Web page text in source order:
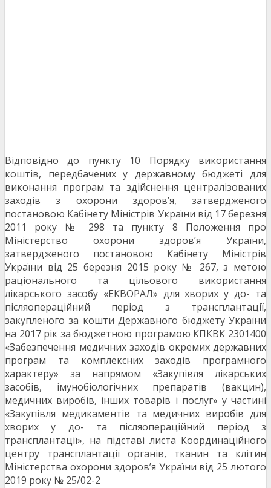
Відповідно до пункту 10 Порядку використання
коштів, передбачених у державному бюджеті для
виконання програм та здійснення централізованих
заходів з охорони здоров’я, затвердженого
постановою Кабінету Міністрів України від 17 березня
2011 року № 298 та пункту 8 Положення про
Міністерство охорони здоров’я України,
затвердженого постановою Кабінету Міністрів
України від 25 березня 2015 року № 267, з метою
раціонального та цільового використання
лікарського засобу «ЕКВОРАЛ» для хворих у до- та
післяопераційний період з трансплантації,
закупленого за кошти Державного бюджету України
на 2017 рік за бюджетною програмою КПКВК 2301400
«Забезпечення медичних заходів окремих державних
програм та комплексних заходів програмного
характеру» за напрямом «Закупівля лікарських
засобів, імунобіологічних препаратів (вакцин),
медичних виробів, інших товарів і послуг» у частині
«Закупівля медикаментів та медичних виробів для
хворих у до- та післяопераційний період з
трансплантації», на підставі листа Координаційного
центру трансплантації органів, тканин та клітин
Міністерства охорони здоров’я України від 25 лютого
2019 року № 25/02-2